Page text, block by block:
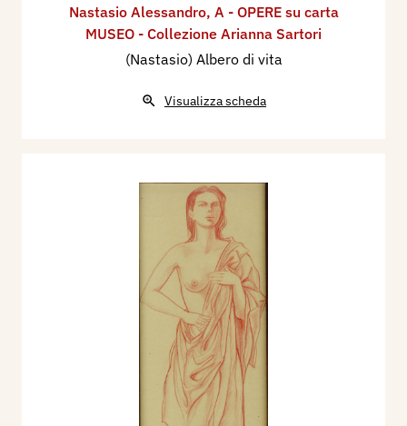
Nastasio Alessandro, A - OPERE su carta
MUSEO - Collezione Arianna Sartori
(Nastasio) Albero di vita
Visualizza scheda